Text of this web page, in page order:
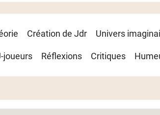
Création de Jdr Univers
joueurs Réflexions Critiques